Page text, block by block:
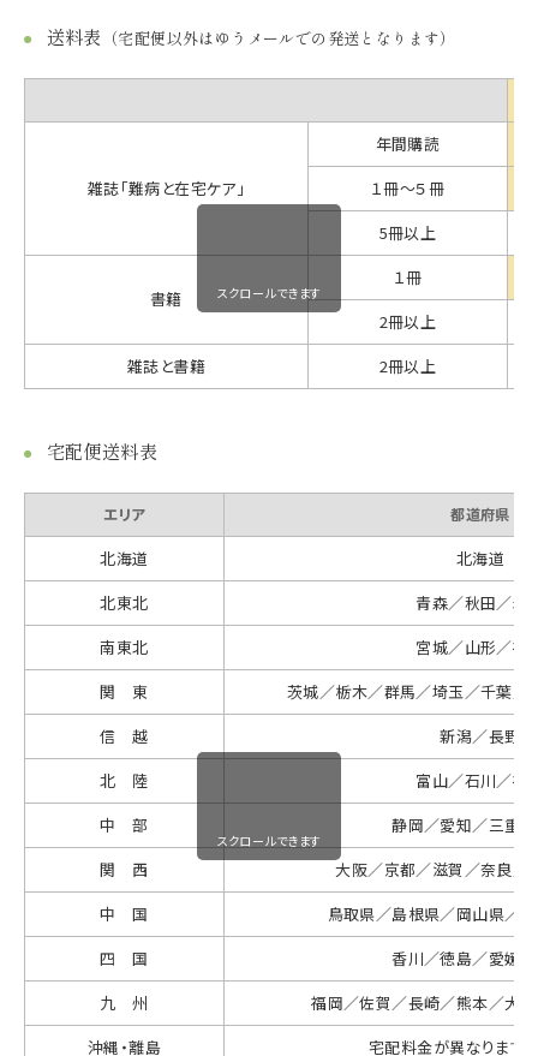
送料表 （宅配便以外はゆうメールでの発送となります）
雑誌「難病と在宅ケア」
年間購読
１冊～５冊
5冊以上
書籍
１冊
2冊以上
雑誌と書籍
2冊以上
スクロールできます
宅配便送料表
エリア 都道府県
北海道
北海道
北東北
青森／秋田／岩
南東北
宮城／山形／福
関 東
茨城／栃木／群馬／埼玉／千葉／
信 越
新潟／長野
北 陸
富山／石川／福
中 部
静岡／愛知／三重
関 西
大阪／京都／滋賀／奈良／
中 国
鳥取県／島根県／岡山県／
四 国
香川／徳島／愛媛
九 州
福岡／佐賀／長崎／熊本／大
沖縄・離島
宅配料金が異なります
スクロールできます